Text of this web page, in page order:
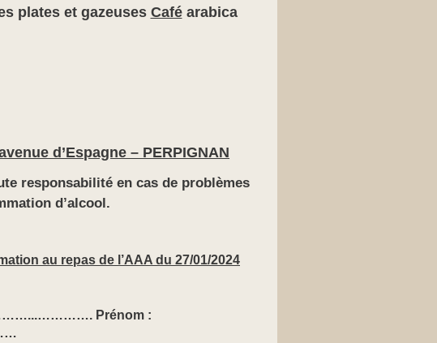
plates et gazeuses Caféarabica
d’Espagne – PERPIGNAN
responsabilité en cas de problèmes
d’alcool.
au repas de l’AAA du 27/01/2024
Prénom :